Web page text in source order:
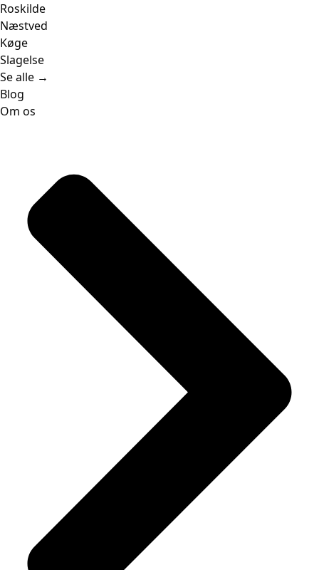
Roskilde
Næstved
Køge
Slagelse
Se alle →
Blog
Om os